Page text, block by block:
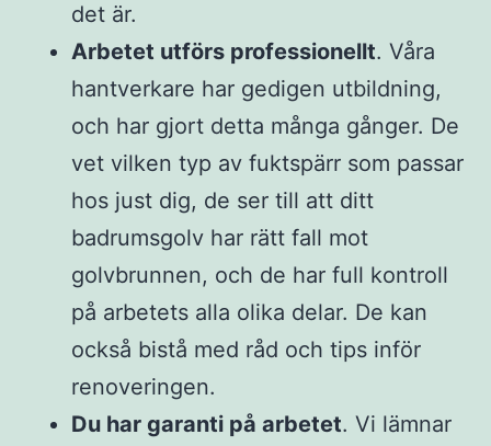
det är.
Arbetet utförs professionellt. Våra
hantverkare har gedigen utbildning,
och har gjort detta många gånger. De
vet vilken typ av fuktspärr som passar
hos just dig, de ser till att ditt
badrumsgolv har rätt fall mot
golvbrunnen, och de har full kontroll
på arbetets alla olika delar. De kan
också bistå med råd och tips inför
renoveringen.
Du har garanti på arbetet. Vi lämnar